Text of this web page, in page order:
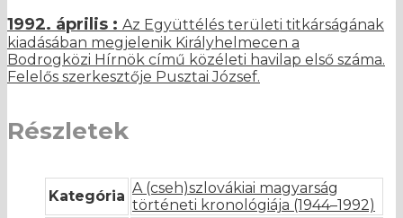
1992. április : Az Együttélés területi titkárságának
kiadásában megjelenik Királyhelmecen a
Bodrogközi Hírnök című közéleti havilap első száma.
Felelős szerkesztője Pusztai József.
Részletek
Kategória A (cseh)szlovákiai magyarság
történeti kronológiája (1944–1992)